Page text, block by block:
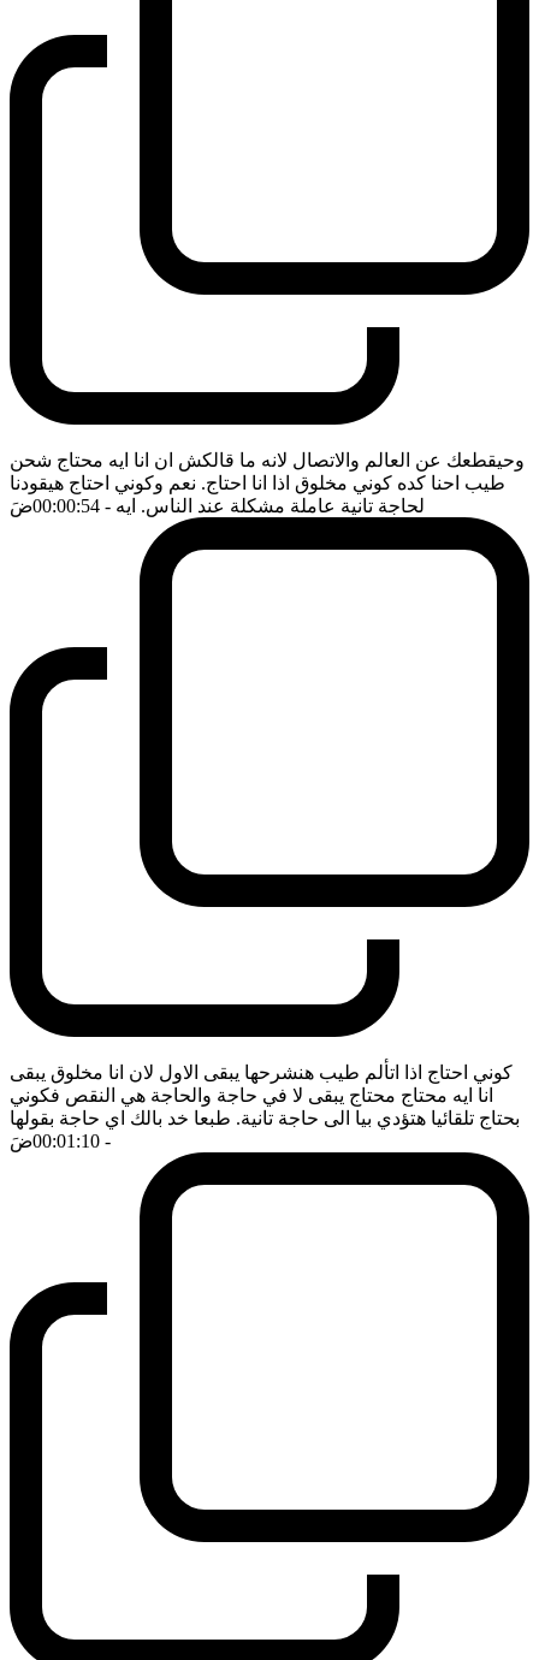
وحيقطعك عن العالم والاتصال لانه ما قالكش ان انا ايه محتاج شحن
طيب احنا كده كوني مخلوق اذا انا احتاج. نعم وكوني احتاج هيقودنا
لحاجة تانية عاملة مشكلة عند الناس. ايه - 00:00:54 ضَ
كوني احتاج اذا اتألم طيب هنشرحها يبقى الاول لان انا مخلوق يبقى
انا ايه محتاج محتاج يبقى لا في حاجة والحاجة هي النقص فكوني
بحتاج تلقائيا هتؤدي بيا الى حاجة تانية. طبعا خد بالك اي حاجة بقولها
- 00:01:10
ضَ